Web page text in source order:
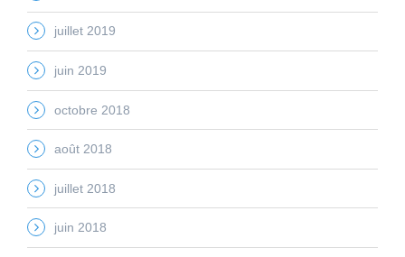
juillet 2019
juin 2019
octobre 2018
août 2018
juillet 2018
juin 2018